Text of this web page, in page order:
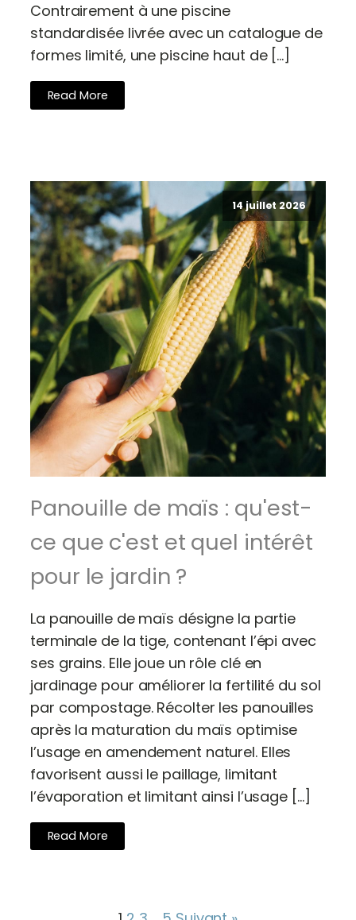
Contrairement à une piscine
standardisée livrée avec un catalogue de
formes limité, une piscine haut de […]
Read More
14 juillet 2026
Panouille de maïs : qu'est-
ce que c'est et quel intérêt
pour le jardin ?
La panouille de maïs désigne la partie
terminale de la tige, contenant l’épi avec
ses grains. Elle joue un rôle clé en
jardinage pour améliorer la fertilité du sol
par compostage. Récolter les panouilles
après la maturation du maïs optimise
l’usage en amendement naturel. Elles
favorisent aussi le paillage, limitant
l’évaporation et limitant ainsi l’usage […]
Read More